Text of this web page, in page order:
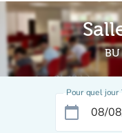
Pour quel jour
calendar_today